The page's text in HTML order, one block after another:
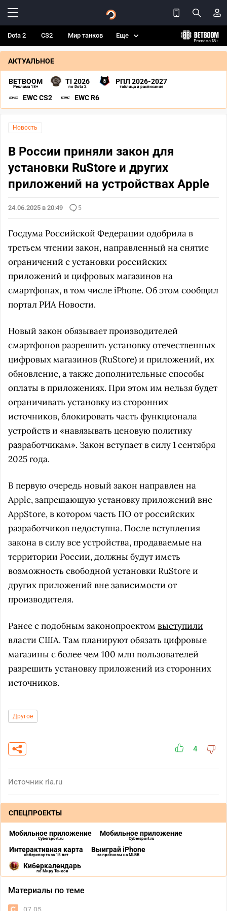
Dota 2 CS2 Мир танков Еще
АКТУАЛЬНОЕ
BETBOOM
Реклама 18+
TI 2026
по Dota 2
РПЛ 2026-2027
таблица и расписание
EWC CS2 EWC R6
Новость
В России приняли закон для
установки RuStore и других
приложений на устройствах Apple
24.06.2025 в 20:49 5
Госдума Российской Федерации одобрила в
третьем чтении закон, направленный на снятие
ограничений с установки российских
приложений и цифровых магазинов на
смартфонах, в том числе iPhone. Об этом сообщил
портал РИА Новости.
Новый закон обязывает производителей
смартфонов разрешить установку отечественных
цифровых магазинов (RuStore) и приложений, их
обновление, а также дополнительные способы
оплаты в приложениях. При этом им нельзя будет
ограничивать установку из сторонних
источников, блокировать часть функционала
устройств и «навязывать ценовую политику
разработчикам». Закон вступает в силу 1 сентября
2025 года.
В первую очередь новый закон направлен на
Apple, запрещающую установку приложений вне
AppStore, в котором часть ПО от российских
разработчиков недоступна. После вступления
закона в силу все устройства, продаваемые на
территории России, должны будут иметь
возможность свободной установки RuStore и
других приложений вне зависимости от
производителя.
Ранее с подобным законопроектом выступили
власти США. Там планируют обязать цифровые
магазины с более чем 100 млн пользователей
разрешить установку приложений из сторонних
источников.
Другое
4
Источник ria.ru
СПЕЦПРОЕКТЫ
Мобильное приложение
Cybersport.ru
Мобильное приложение
Cybersport.ru
Интерактивная карта
киберспорта за 15 лет
Выиграй iPhone
за прогнозы на MLBB
Киберкалендарь
по Миру Танков
Материалы по теме